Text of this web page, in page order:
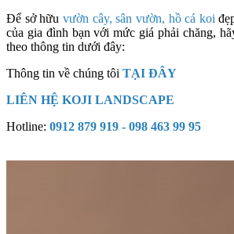
Để sở hữu vườn cây, sân vườn, hồ cá koi
của gia đình bạn với mức giá phải chăng,
theo thông tin dưới đây:
Thông tin về chúng tôi TẠI ĐÂY
LIÊN HỆ KOJI LANDSCAPE
Hotline: 0912 879 919 - 098 463 99 95